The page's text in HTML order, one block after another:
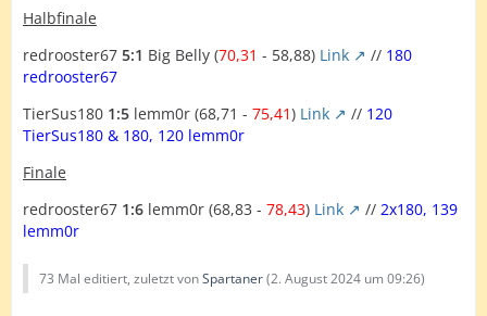
Halbfinale
redrooster67 5:1 Big Belly (70,31 - 58,88) Link // 180
redrooster67
TierSus180 1:5 lemm0r (68,71 - 75,41) Link // 120
TierSus180 & 180, 120 lemm0r
Finale
redrooster67 1:6 lemm0r (68,83 - 78,43) Link // 2x180, 139
lemm0r
73 Mal editiert, zuletzt vonSpartaner(2. August 2024 um 09:26)